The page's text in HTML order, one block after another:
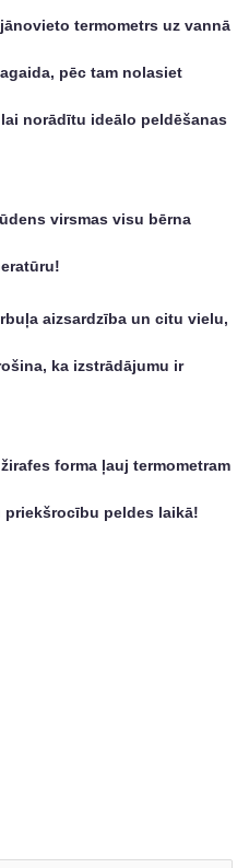
termometrs uz vannā
pēc tam nolasiet
norādītu ideālo peldēšanas
virsmas visu bērna
aizsardzība un citu vielu,
ka izstrādājumu ir
forma ļauj termometram
peldes laikā!